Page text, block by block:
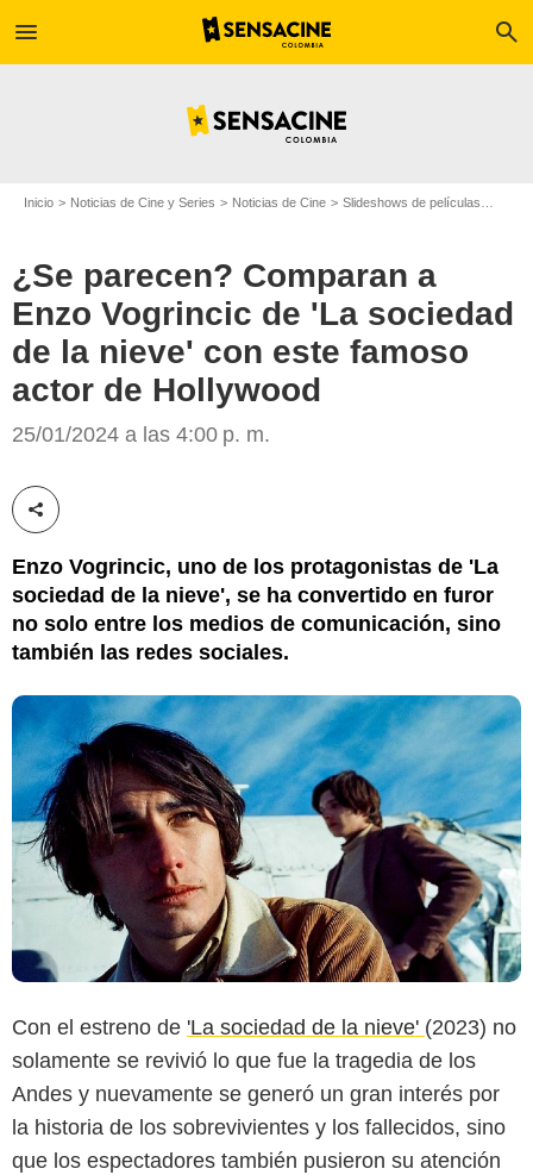
menu search
Inicio Noticias de Cine y Series Noticias de Cine Slideshows de películas
¿Se parecen? Comparan a
Enzo Vogrincic de 'La sociedad
de la nieve' con este famoso
actor de Hollywood
25/01/2024 a las 4:00 p. m.
Compartir esta noticia
Enzo Vogrincic, uno de los protagonistas de 'La
sociedad de la nieve', se ha convertido en furor
no solo entre los medios de comunicación, sino
también las redes sociales.
Con el estreno de 'La sociedad de la nieve' (2023) no
solamente se revivió lo que fue la tragedia de los
Andes y nuevamente se generó un gran interés por
la historia de los sobrevivientes y los fallecidos, sino
que los espectadores también pusieron su atención
Mary Cybulski/Instagram @vogrincicenzo